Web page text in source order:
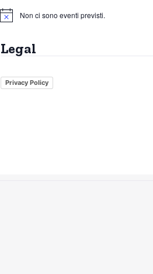
Non ci sono eventi previsti.
Legal
Privacy Policy